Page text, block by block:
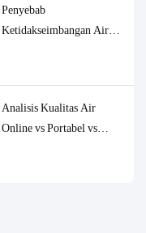
Penyebab
Ketidakseimbangan Air
Pengendalian Pemantauan
yang Akurat
Analisis Kualitas Air
Online vs Portabel vs